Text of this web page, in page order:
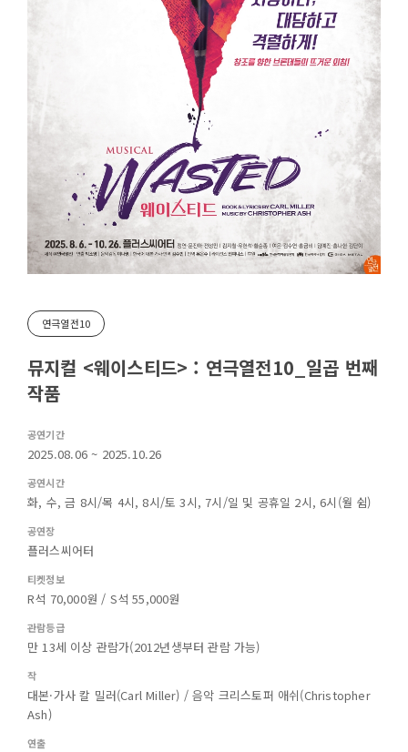
연극열전10
뮤지컬 <웨이스티드> : 연극열전10_일곱 번째
작품
공연기간
2025.08.06 ~ 2025.10.26
공연시간
화, 수, 금 8시/목 4시, 8시/토 3시, 7시/일 및 공휴일 2시, 6시(월 쉼)
공연장
플러스씨어터
티켓정보
R석 70,000원 / S석 55,000원
관람등급
만 13세 이상 관람가(2012년생부터 관람 가능)
작
대본·가사 칼 밀러(Carl Miller) / 음악 크리스토퍼 애쉬(Christopher
Ash)
연출